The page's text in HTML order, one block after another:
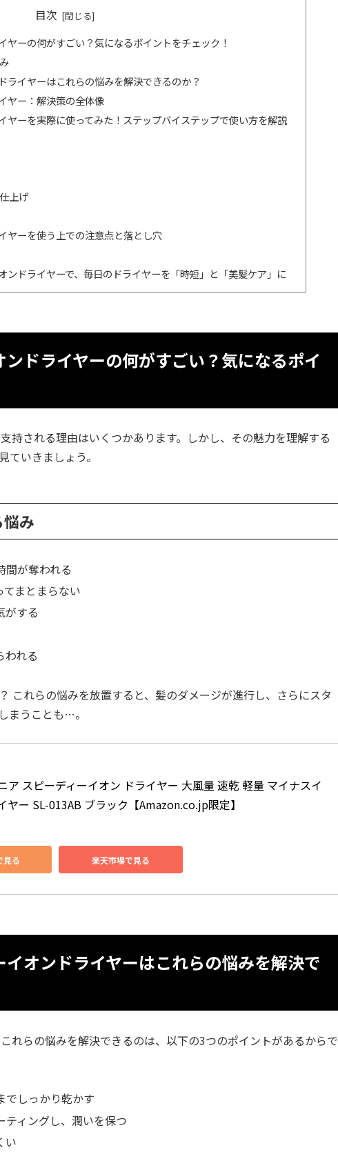
目次
ヤーの何がすごい？気になるポイントをチェック！
ライヤーはこれらの悩みを解決できるのか？
ヤー：解決策の全体像
ヤーを実際に使ってみた！ステップバイステップで使い方を解説
上げ
ヤーを使う上での注意点と落とし穴
ンドライヤーで、毎日のドライヤーを「時短」と「美髪ケア」に
ドライヤーの何がすごい？気になるポイ
持される理由はいくつかあります。しかし、その魅力を理解する
いきましょう。
み
が奪われる
てまとまらない
がする
われる
これらの悩みを放置すると、髪のダメージが進行し、さらにスタ
まうことも…。
ア スピーディーイオン ドライヤー 大風量 速乾 軽量 マイナスイ
ヤー SL-013AB ブラック【Amazon.co.jp限定】
る 楽天市場で見る
オンドライヤーはこれらの悩みを解決で
れらの悩みを解決できるのは、以下の3つのポイントがあるからで
でしっかり乾かす
ティングし、潤いを保つ
い